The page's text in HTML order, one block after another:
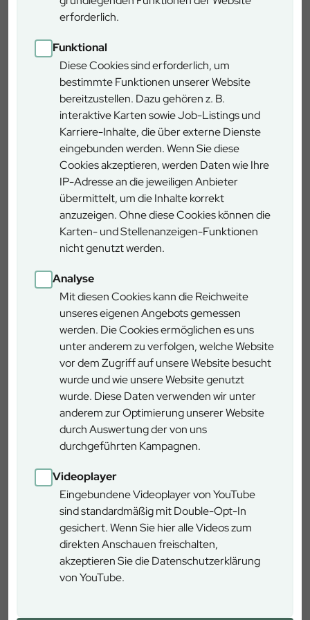
erforderlich.
Funktional
Diese Cookies sind erforderlich, um
bestimmte Funktionen unserer Website
bereitzustellen. Dazu gehören z. B.
interaktive Karten sowie Job-Listings und
Karriere-Inhalte, die über externe Dienste
eingebunden werden. Wenn Sie diese
Cookies akzeptieren, werden Daten wie Ihre
IP-Adresse an die jeweiligen Anbieter
übermittelt, um die Inhalte korrekt
anzuzeigen. Ohne diese Cookies können die
Karten- und Stellenanzeigen-Funktionen
nicht genutzt werden.
Analyse
Mit diesen Cookies kann die Reichweite
unseres eigenen Angebots gemessen
werden. Die Cookies ermöglichen es uns
unter anderem zu verfolgen, welche Website
vor dem Zugriff auf unsere Website besucht
wurde und wie unsere Website genutzt
wurde. Diese Daten verwenden wir unter
anderem zur Optimierung unserer Website
durch Auswertung der von uns
durchgeführten Kampagnen.
Videoplayer
Eingebundene Videoplayer von YouTube
sind standardmäßig mit Double-Opt-In
gesichert. Wenn Sie hier alle Videos zum
direkten Anschauen freischalten,
akzeptieren Sie die Datenschutzerklärung
von YouTube.
Jubiläumstag der besonderen Art gefreut werden: An
zahlreichen Infoständen können sich Interessierte u.a. über
die Themen Wald, Naturschutz und Jagd informieren
sowie einige kleine Überraschungen erleben. Die
Festlichkeiten zu 20 Jahren BaySF finden von 10:00 bis
18:00 Uhr auf dem gesamten Gelände des
Baumwipfelpfad Steigerwald statt. Das genaue Programm
und weitere Details folgen.
Die Termine im Überblick:
Sonntag, 06. Juli 2025 | 10:00 bis 18:00 Uhr | 20 Jahre
Sonntag, 27. Juli 2025 | 10:00 bis 18:00 Uhr | Sommer-
Regionalmarkt
Sonntag, 05. Oktober 2025 | 10:00 bis 18:00 Uhr |
Herbst-Regionalmarkt
Weitere Informationen zu den Märkten & Aussteller:innen,
allen Veranstaltungen, Parkplätzen und Rahmenprogramm
gibt es stets aktuell unter
www.baumwipfelpfadsteigerwald.de
Sie möchten als Aussteller:in dabei sein?
Bei Interesse als Aussteller & Fragen zum Regionalmarkt
und rund um den Pfad steht das Team des
Baumwipfelpfads Steigerwald unter 09553-98 980-102
gerne zur Verfügung.
Der 1.150 Meter lange Holzsteg, der sich langsam durch alle
Etagen des Waldes schlängelt und in einem 42 Meter
hohen Aussichtssturm gipfelt, eröffnet nicht nur optisch
völlig neue Perspektiven auf den Wald und seine
Bewohner. Gänzlich aus heimischen Hölzern bestehend
und rollstuhlgerecht ausgebaut, erweitert der Pfad den
Blickwinkel auch durch eine Vielzahl von spannend